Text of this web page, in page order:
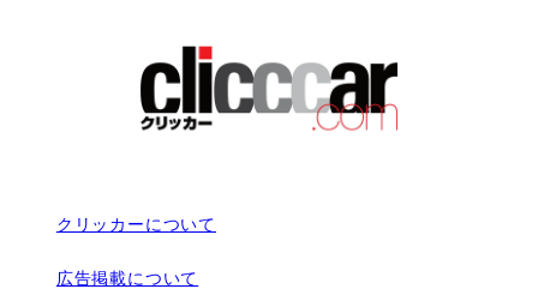
クリッカーについて
広告掲載について